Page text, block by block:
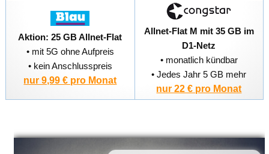
Aktion: 25 GB Allnet-Flat
• mit 5G ohne Aufpreis
• kein Anschlusspreis
nur 9,99 € pro Monat
Allnet-Flat M mit 35 GB im
D1-Netz
• monatlich kündbar
• Jedes Jahr 5 GB mehr
nur 22 € pro Monat